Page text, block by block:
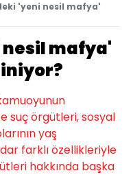
'yeni nesil mafya'
mafya'
suç örgütleri, sosyal
yaş
farklı özellikleriyle
hakkında başka